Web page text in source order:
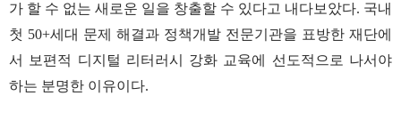
가 할 수 없는 새로운 일을 창출할 수 있다고 내다보았다. 국내
첫 50+세대 문제 해결과 정책개발 전문기관을 표방한 재단에
서 보편적 디지털 리터러시 강화 교육에 선도적으로 나서야
하는 분명한 이유이다.